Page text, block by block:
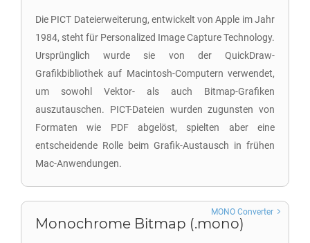
Die PICT Dateierweiterung, entwickelt von Apple im Jahr
1984, steht für Personalized Image Capture Technology.
Ursprünglich wurde sie von der QuickDraw-
Grafikbibliothek auf Macintosh-Computern verwendet,
um sowohl Vektor- als auch Bitmap-Grafiken
auszutauschen. PICT-Dateien wurden zugunsten von
Formaten wie PDF abgelöst, spielten aber eine
entscheidende Rolle beim Grafik-Austausch in frühen
Mac-Anwendungen.
Monochrome Bitmap (.mono)
MONO Converter